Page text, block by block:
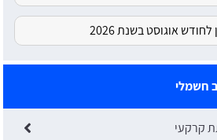
אוגוסט בשנת 2026
חשמלי
קרקעי